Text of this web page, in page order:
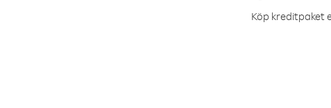
Köp kreditpaket